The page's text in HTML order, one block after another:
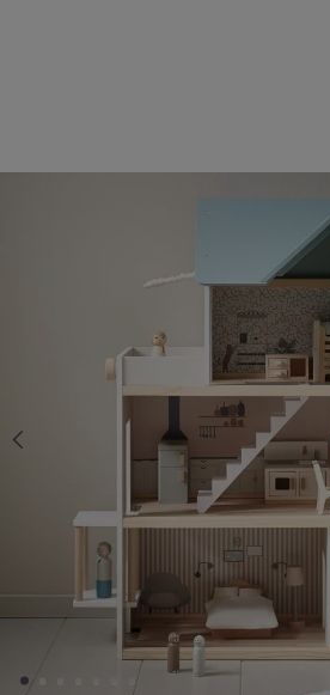
14 MEUBLES DE POUPÉE |
dont éco-participation 2,62
AJOUTER AU
Livraison rapide
En stock | Livraison
ouvrés)